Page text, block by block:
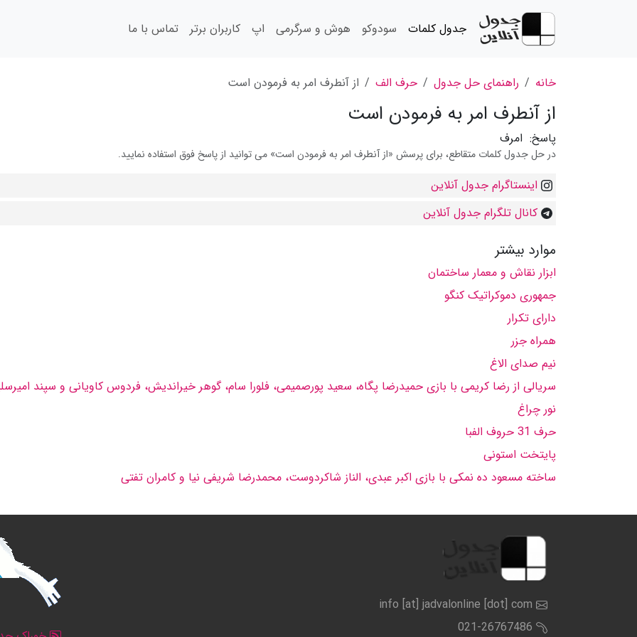
جدول کلمات سودوکو هوش و سرگرمی اپ کاربران برتر تماس با ما
خانه راهنمای حل جدول حرف الف از آنطرف امر به فرمودن است
از آنطرف امر به فرمودن است
پاسخ: امرف
در حل جدول کلمات متقاطع، برای پرسش «از آنطرف امر به فرمودن است» می توانید از پاسخ فوق استفاده نمایید.
اینستاگرام جدول آنلاین
کانال تلگرام جدول آنلاین
موارد بیشتر
ابزار نقاش و معمار ساختمان
جمهوری دموکراتیک کنگو
دارای تکرار
همراه جزر
نیم صدای الاغ
سریالى از رضا كریمى با بازى حمیدرضا پگاه، سعید پورصمیمى، فلورا سام، گوهر خیراندیش، فردوس كاویانى و سپند
نور چراغ
حرف 31 حروف الفبا
پایتخت استونی
ساخته مسعود ده نمكى با بازى اكبر عبدى، الناز شاكردوست، محمدرضا شریفى نیا و كامران تفتى
info [at] jadvalonline [dot] com
021-26767486